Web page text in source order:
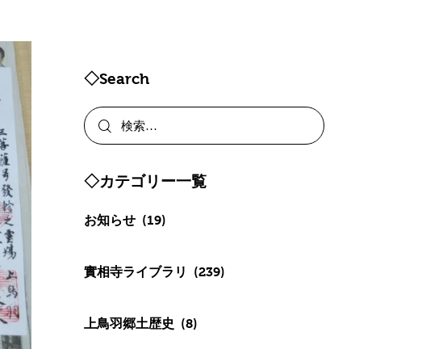
◇Search
◇カテゴリー一覧
お知らせ (19)
實相寺ライブラリ (239)
上鳥羽郷土歴史 (8)